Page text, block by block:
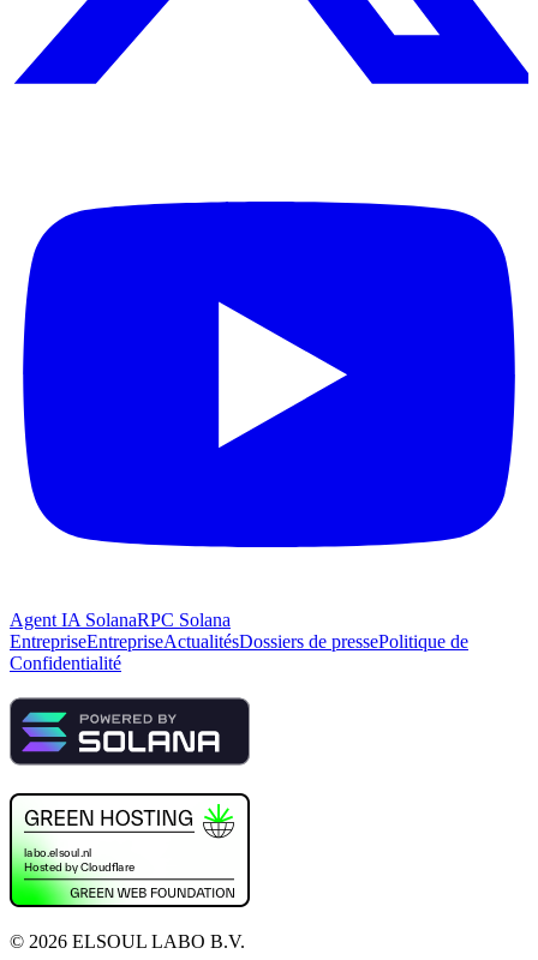
Agent IA SolanaRPC Solana
EntrepriseEntrepriseActualitésDossiers de pressePolitique de
Confidentialité
© 2026 ELSOUL LABO B.V.